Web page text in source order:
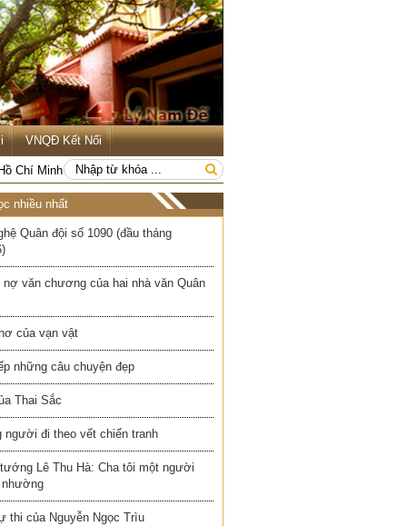
VNQĐ Kết Nối
Chí Minh
nhiều nhất
Quân đội số 1090 (đầu tháng
nợ văn chương của hai nhà văn Quân
của vạn vật
những câu chuyện đẹp
Thai Sắc
người đi theo vết chiến tranh
Lê Thu Hà: Cha tôi một người
nhường
thi của Nguyễn Ngọc Trìu